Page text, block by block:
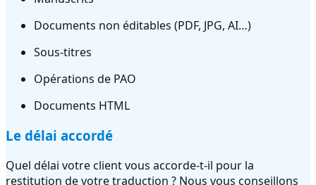
Documents non éditables (PDF, JPG, AI…)
Sous-titres
Opérations de PAO
Documents HTML
Le délai accordé
Quel délai votre client vous accorde-t-il pour la
restitution de votre traduction ? Nous vous conseillons